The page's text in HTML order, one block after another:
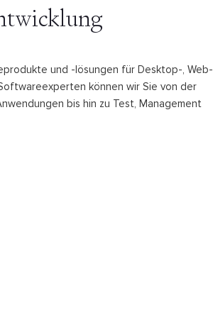
und -lösungen für Desktop-, Web-
können wir Sie von der
bis hin zu Test, Management